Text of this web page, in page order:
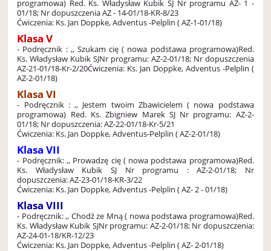
programowa) Red. Ks. Władysław Kubik SJ Nr programu AZ- 1 -
01/18; Nr dopuszczenia AZ - 14-01/18-KR-8/23
Ćwiczenia: Ks. Jan Doppke, Adventus -Pelplin ( AZ-1-01/18)
Klasa V
- Podręcznik : ,, Szukam cię ( nowa podstawa programowa)Red.
Ks. Władysław Kubik SJNr programu: AZ-2-01/18; Nr dopuszczenia
AZ-21-01/18-Kr-2/20Ćwiczenia: Ks. Jan Doppke, Adventus -Pelplin (
AZ-2-01/18)
Klasa VI
- Podręcznik : ,, Jestem twoim Zbawicielem ( nowa podstawa
programowa) Red. Ks. Zbigniew Marek SJ Nr programu: AZ-2-
01/18; Nr dopuszczenia: AZ-22-01/18-Kr-5/21
Ćwiczenia: Ks. Jan Doppke, Adventus-Pelplin ( AZ-2-01/18)
Klasa VII
- Podręcznik: ,, Prowadzę cię ( nowa podstawa programowa)Red.
Ks. Władysław Kubik SJ Nr programu : AZ-2-01/18; Nr
dopuszczenia: AZ-23-01/18-KR-3/22
Ćwiczenia: Ks. Jan Doppke, Adventus -Pelplin ( AZ- 2 - 01/18)
Klasa VIII
- Podręcznik: ,, Chodź ze Mną ( nowa podstawa programowa)Red.
Ks. Władysław Kubik SJNr programu: AZ-2-01/18; Nr dopuszczenia:
AZ-24-01-18/KR-12/23
Ćwiczenia: Ks. Jan Doppke, Adventus -Pelplin ( AZ- 2-01/18)